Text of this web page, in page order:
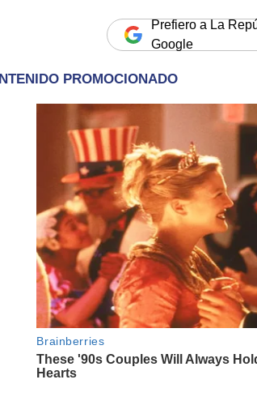
Prefiero a La
Google